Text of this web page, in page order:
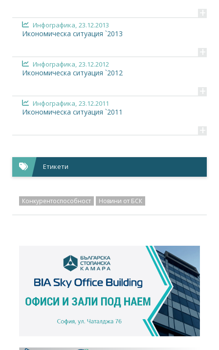
+
Инфографика, 23.12.2013
Икономическа ситуация `2013
+
Инфографика, 23.12.2012
Икономическа ситуация `2012
+
Инфографика, 23.12.2011
Икономическа ситуация `2011
+
Етикети
Конкурентоспособност Новини от БСК